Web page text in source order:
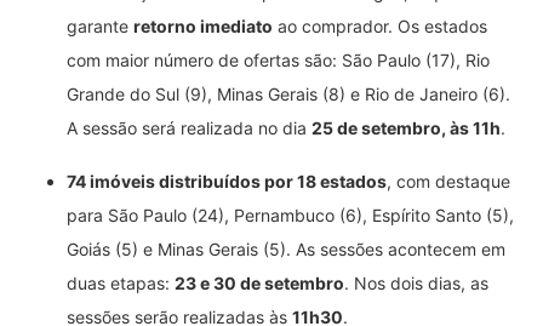
garante retorno imediato ao comprador. Os estados
com maior número de ofertas são: São Paulo (17), Rio
Grande do Sul (9), Minas Gerais (8) e Rio de Janeiro (6).
A sessão será realizada no dia 25 de setembro, às 11h.
74 imóveis distribuídos por 18 estados, com destaque
para São Paulo (24), Pernambuco (6), Espírito Santo (5),
Goiás (5) e Minas Gerais (5). As sessões acontecem em
duas etapas: 23 e 30 de setembro. Nos dois dias, as
sessões serão realizadas às 11h30.